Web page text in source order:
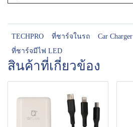
TECHPRO ที่ชาร์จในรถ Car Charger
ที่ชาร์จมีไฟ LED
สินค้าที่เกี่ยวข้อง